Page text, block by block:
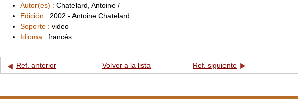
Autor(es) : Chatelard, Antoine /
Edición : 2002 - Antoine Chatelard
Soporte : video
Idioma : francés
Ref. anterior Volver a la lista Ref. siguiente